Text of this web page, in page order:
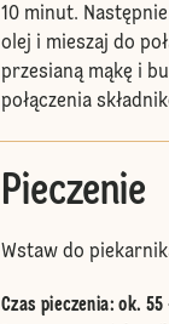
10 minut.
olej i mieszaj do
przesianą mąkę i
połączenia
Pieczenie
Wstaw do
Czas pieczenia: ok. 55